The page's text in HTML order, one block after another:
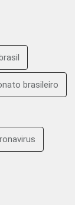
brasileiro